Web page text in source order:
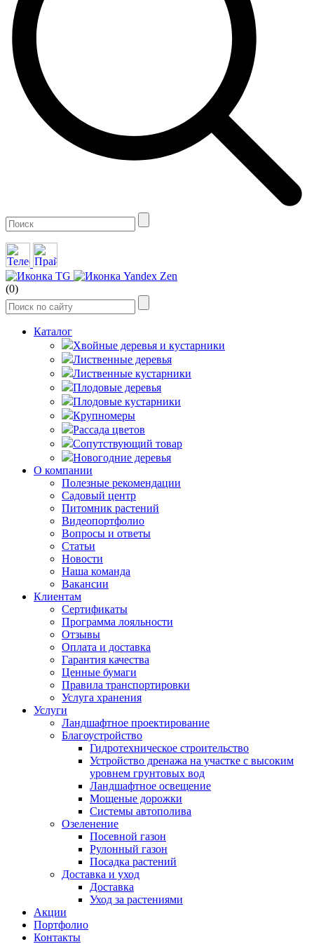
(0)
Каталог
Хвойные деревья и кустарники
Лиственные деревья
Лиственные кустарники
Плодовые деревья
Плодовые кустарники
Крупномеры
Рассада цветов
Сопутствующий товар
Новогодние деревья
О компании
Полезные рекомендации
Садовый центр
Питомник растений
Видеопортфолио
Вопросы и ответы
Статьи
Новости
Наша команда
Вакансии
Клиентам
Сертификаты
Программа лояльности
Отзывы
Оплата и доставка
Гарантия качества
Ценные бумаги
Правила транспортировки
Услуга хранения
Услуги
Ландшафтное проектирование
Благоустройство
Гидротехническое строительство
Устройство дренажа на участке с высоким
уровнем грунтовых вод
Ландшафтное освещение
Мощеные дорожки
Системы автополива
Озеленение
Посевной газон
Рулонный газон
Посадка растений
Доставка и уход
Доставка
Уход за растениями
Акции
Портфолио
Контакты